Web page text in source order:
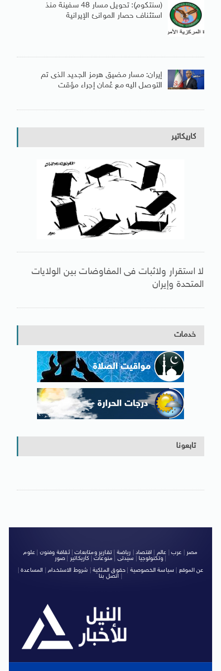
(سنتكوم): تحويل مسار 48 سفينة منذ
استئناف حصار الموانئ الإيرانية
إيران: مسار مضيق هرمز الجديد الذى تم
التوصل اليه مع عُمان إجراء مؤقت
كاريكاتير
لا استقرار ولاثبات فى المفاوضات بين الولايات
المتحدة وإيران
خدمات
تابعونا
مصر عرب عالم اقتصاد رياضة |تقارير ومتابعات|ثقافة وفنون
علوم
وتكنولوجيا| سيدتى منوعات كاريكاتير صور
|
عن الموقع
سياسة الخصوصية حقوق الملكية شروط الاستخدام| المساعدة|
اتصل بنا